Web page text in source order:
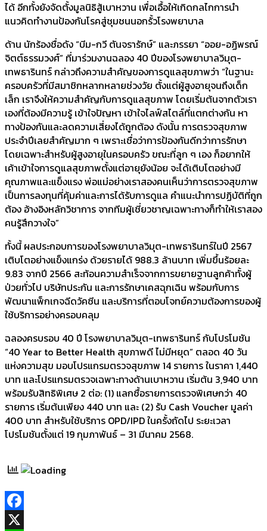
ได้ อีกทั้งยังจัดตั้งมูลนิธิสู้เบาหวาน เพื่อเอื้อให้เกิดกลไกการนำ
แนวคิดทำงานป้องกันโรคสู่ชุมชนนอกรั้วโรงพยาบาล
ด้าน นักร้องชื่อดัง “บีม-กวี ตันจรารักษ์” และภรรยา “ออย-อฏิพรณ์
จิตต์ธรรมวงศ์” ที่มาร่วมงานฉลอง 40 ปีของโรงพยาบาลวิมุต-
เทพธารินทร์ กล่าวถึงความสำคัญของการดูแลสุขภาพว่า “ในฐานะ
ครอบครัวที่มีสมาชิกหลากหลายช่วงวัย ตั้งแต่ผู้สูงอายุจนถึงเด็ก
เล็ก เราจึงให้ความสำคัญกับการดูแลสุขภาพ โดยเริ่มต้นจากตัวเรา
เองที่ต้องมีความรู้ เข้าใจปัญหา เข้าใจไลฟ์สไตล์ที่แตกต่างกัน หา
ทางป้องกันและลดความเสี่ยงได้ถูกต้อง ดังนั้น การตรวจสุขภาพ
ประจำปีเลยสำคัญมาก ๆ เพราะเชื่อว่าการป้องกันดีกว่าการรักษา
โดยเฉพาะสำหรับผู้สูงอายุในครอบครัว ขณะที่ลูก ๆ เอง ก็อยากให้
เค้าเข้าใจการดูแลสุขภาพตั้งแต่อายุยังน้อย จะได้เติบโตอย่างมี
คุณภาพและแข็งแรง พ่อแม่อย่างเราสองคนเห็นว่าการตรวจสุขภาพ
เป็นการลงทุนที่คุ้มค่าและการได้รับการดูแล คำแนะนำการปฏิบัติที่ถูก
ต้อง อ้างอิงหลักวิชาการ จากทีมผู้เชี่ยวชาญเฉพาะทางก็ทำให้เราสอง
คนรู้สึกวางใจ”
ทั้งนี้ ผลประกอบการของโรงพยาบาลวิมุต-เทพธารินทร์ในปี 2567
เติบโตอย่างแข็งแกร่ง ด้วยรายได้ 988.3 ล้านบาท เพิ่มขึ้นร้อยละ
9.83 จากปี 2566 สะท้อนความสำเร็จจากการขยายฐานลูกค้าทั้งผู้
ป่วยทั่วไป บริษัทประกัน และการรักษาเคสฉุกเฉิน พร้อมกับการ
พัฒนาแพ็กเกจฉีดวัคซีน และบริการที่ตอบโจทย์ความต้องการของผู้
ใช้บริการอย่างครอบคลุม
ฉลองครบรอบ 40 ปี โรงพยาบาลวิมุต-เทพธารินทร์ กับโปรโมชัน
“40 Year to Better Health สุขภาพดี ไม่มีหยุด” ตลอด 40 วัน
แห่งความสุข มอบโปรแกรมตรวจสุขภาพ 14 รายการ ในราคา 1,440
บาท และโปรแกรมตรวจเฉพาะทางด้านเบาหวาน เริ่มต้น 3,940 บาท
พร้อมรับสิทธิพิเศษ 2 ต่อ: (1) แลกซื้อรายการตรวจพิเศษกว่า 40
รายการ เริ่มต้นเพียง 440 บาท และ (2) รับ Cash Voucher มูลค่า
400 บาท สำหรับใช้บริการ OPD/IPD ในครั้งถัดไป ระยะเวลา
โปรโมชันตั้งแต่ 19 กุมภาพันธ์ – 31 มีนาคม 2568.
Facebook